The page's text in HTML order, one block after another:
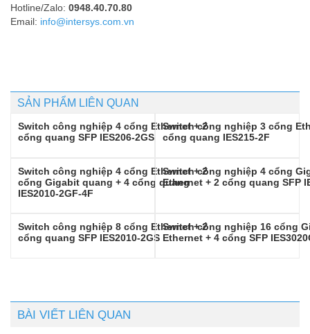
Hotline/Zalo: 0948.40.70.80
Email: info@intersys.com.vn
SẢN PHẨM LIÊN QUAN
Switch công nghiệp 4 cổng Ethernet + 2
cổng quang SFP IES206-2GS
Switch công nghiệp 3 cổng
cổng quang IES215-2F
Switch công nghiệp 4 cổng Ethernet + 2
cổng Gigabit quang + 4 cổng quang
IES2010-2GF-4F
Switch công nghiệp 4 cổng
Ethernet + 2 cổng quang SFP
Switch công nghiệp 8 cổng Ethernet + 2
cổng quang SFP IES2010-2GS
Switch công nghiệp 16 cổng
Ethernet + 4 cổng SFP
BÀI VIẾT LIÊN QUAN